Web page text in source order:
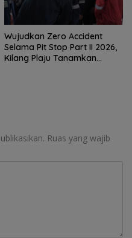
Wujudkan Zero Accident
Selama Pit Stop Part II 2026,
Kilang Plaju Tanamkan
Ruas yang wajib